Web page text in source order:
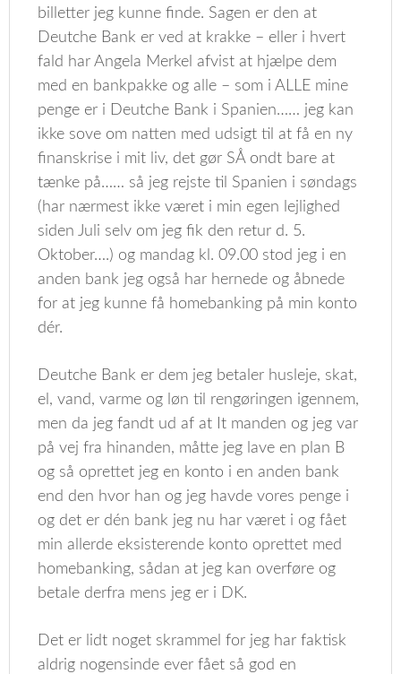
billetter jeg kunne finde. Sagen er den at
Deutche Bank er ved at krakke – eller i hvert
fald har Angela Merkel afvist at hjælpe dem
med en bankpakke og alle – som i ALLE mine
penge er i Deutche Bank i Spanien…… jeg kan
ikke sove om natten med udsigt til at få en ny
finanskrise i mit liv, det gør SÅ ondt bare at
tænke på…… så jeg rejste til Spanien i søndags
(har nærmest ikke været i min egen lejlighed
siden Juli selv om jeg fik den retur d. 5.
Oktober….) og mandag kl. 09.00 stod jeg i en
anden bank jeg også har hernede og åbnede
for at jeg kunne få homebanking på min konto
dér.
Deutche Bank er dem jeg betaler husleje, skat,
el, vand, varme og løn til rengøringen igennem,
men da jeg fandt ud af at It manden og jeg var
på vej fra hinanden, måtte jeg lave en plan B
og så oprettet jeg en konto i en anden bank
end den hvor han og jeg havde vores penge i
og det er dén bank jeg nu har været i og fået
min allerde eksisterende konto oprettet med
homebanking, sådan at jeg kan overføre og
betale derfra mens jeg er i DK.
Det er lidt noget skrammel for jeg har faktisk
aldrig nogensinde ever fået så god en